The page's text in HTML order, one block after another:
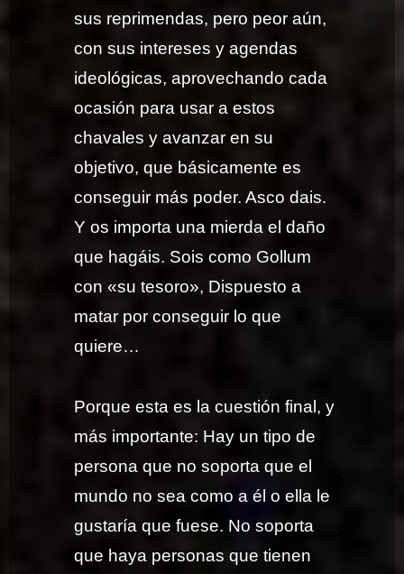
sus reprimendas, pero peor aún,
con sus intereses y agendas
ideológicas, aprovechando cada
ocasión para usar a estos
chavales y avanzar en su
objetivo, que básicamente es
conseguir más poder. Asco dais.
Y os importa una mierda el daño
que hagáis. Sois como Gollum
con «su tesoro», Dispuesto a
matar por conseguir lo que
quiere…
Porque esta es la cuestión final, y
más importante: Hay un tipo de
persona que no soporta que el
mundo no sea como a él o ella le
gustaría que fuese. No soporta
que haya personas que tienen